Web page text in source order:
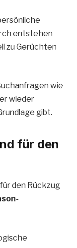
entstehen
zu Gerüchten
wie
wieder
gibt.
für den
den Rückzug